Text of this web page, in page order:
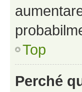
Top
Perché